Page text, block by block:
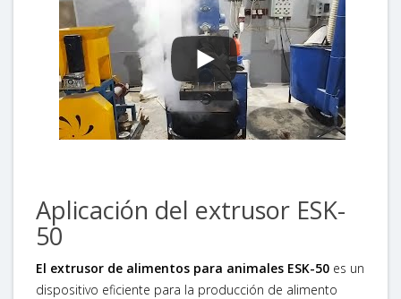
Aplicación del extrusor ESK-
50
El extrusor de alimentos para animales ESK-50 es un
dispositivo eficiente para la producción de alimento